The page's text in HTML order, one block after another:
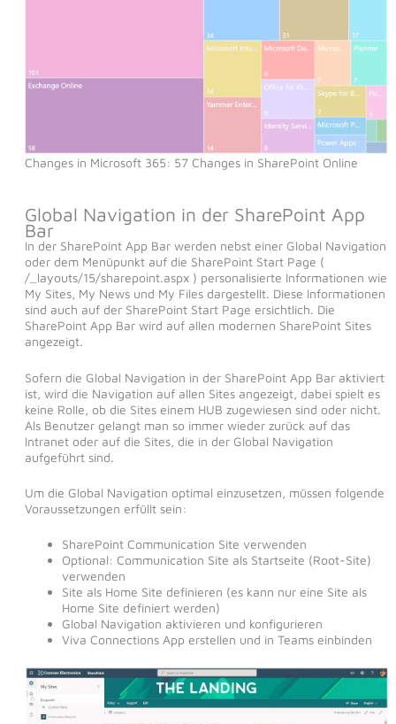
Changes in Microsoft 365: 57 Changes in SharePoint Online
Global Navigation in der SharePoint App
Bar
In der SharePoint App Bar werden nebst einer Global Navigation
oder dem Menüpunkt auf die SharePoint Start Page (
/_layouts/15/sharepoint.aspx ) personalisierte Informationen wie
My Sites, My News und My Files dargestellt. Diese Informationen
sind auch auf der SharePoint Start Page ersichtlich. Die
SharePoint App Bar wird auf allen modernen SharePoint Sites
angezeigt.
Sofern die Global Navigation in der SharePoint App Bar aktiviert
ist, wird die Navigation auf allen Sites angezeigt, dabei spielt es
keine Rolle, ob die Sites einem HUB zugewiesen sind oder nicht.
Als Benutzer gelangt man so immer wieder zurück auf das
Intranet oder auf die Sites, die in der Global Navigation
aufgeführt sind.
Um die Global Navigation optimal einzusetzen, müssen folgende
Voraussetzungen erfüllt sein:
SharePoint Communication Site verwenden
Optional: Communication Site als Startseite (Root-Site)
verwenden
Site als Home Site definieren (es kann nur eine Site als
Home Site definiert werden)
Global Navigation aktivieren und konfigurieren
Viva Connections App erstellen und in Teams einbinden